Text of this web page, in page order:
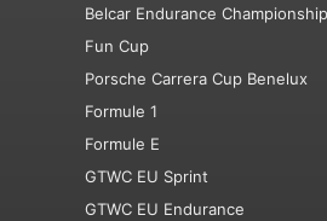
Belcar Endurance Championship
Fun Cup
Porsche Carrera Cup Benelux
Formule 1
Formule E
GTWC EU Sprint
GTWC EU Endurance